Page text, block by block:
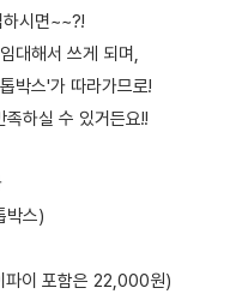
시면~~?!
대해서 쓰게 되며,
박스'가 따라가므로!
하실 수 있거든요!!
박스)
이 포함은 22,000원)